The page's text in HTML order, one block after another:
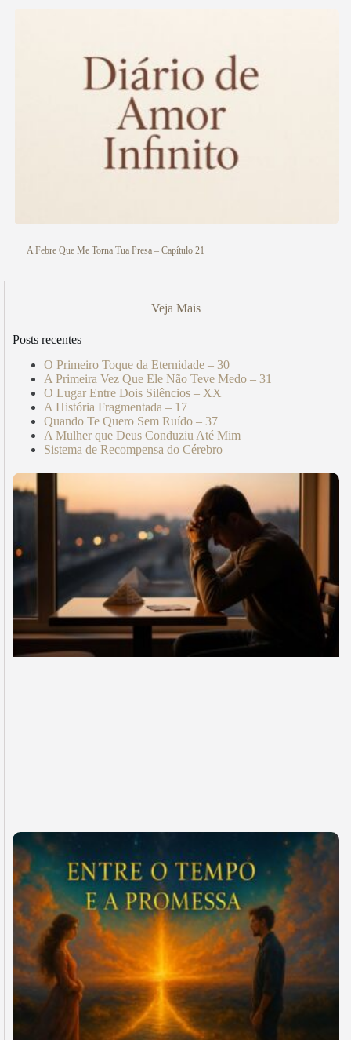
A Febre Que Me Torna Tua Presa – Capítulo 21
Veja Mais
Posts recentes
O Primeiro Toque da Eternidade – 30
A Primeira Vez Que Ele Não Teve Medo – 31
O Lugar Entre Dois Silêncios – XX
A História Fragmentada – 17
Quando Te Quero Sem Ruído – 37
A Mulher que Deus Conduziu Até Mim
Sistema de Recompensa do Cérebro